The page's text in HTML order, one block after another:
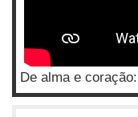
De alma e